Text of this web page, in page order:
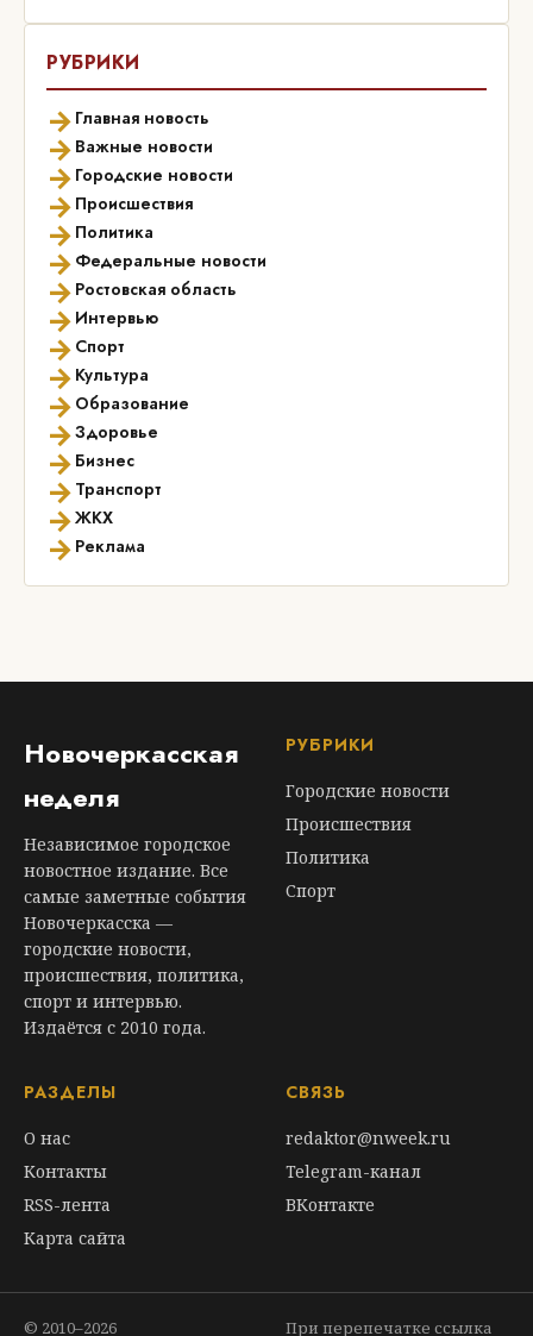
РУБРИКИ
→ Главная новость
→ Важные новости
→ Городские новости
→ Происшествия
→ Политика
→ Федеральные новости
→ Ростовская область
→ Интервью
→ Спорт
→ Культура
→ Образование
→Здоровье
→ Бизнес
→ Транспорт
→ЖКХ
→ Реклама
Новочеркасская
неделя
Независимое городское
новостное издание. Все
самые заметные события
Новочеркасска —
городские новости,
происшествия, политика,
спорт и интервью.
Издаётся с 2010 года.
РУБРИКИ
Городские новости
Происшествия
Политика
Спорт
РАЗДЕЛЫ
О нас
Контакты
RSS-лента
Карта сайта
СВЯЗЬ
redaktor@nweek.ru
Telegram-канал
ВКонтакте
© 2010–2026 При перепечатке ссылка